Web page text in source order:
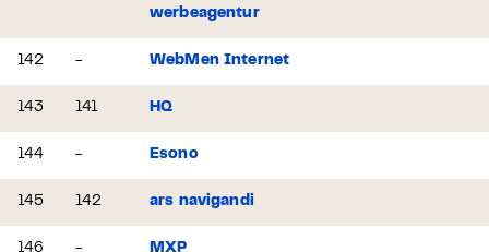
werbeagentur
142 - WebMen Internet
143 141 HQ
144 - Esono
145 142 ars navigandi
146 - MXP